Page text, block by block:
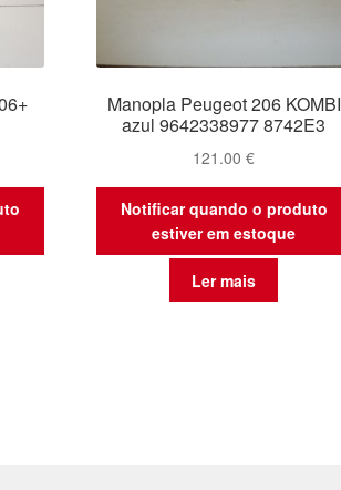
Manopla Peugeot 206 KOMBI
azul 9642338977 8742E3
121.00€
Notificar quando o produto
estiver em estoque
Ler mais